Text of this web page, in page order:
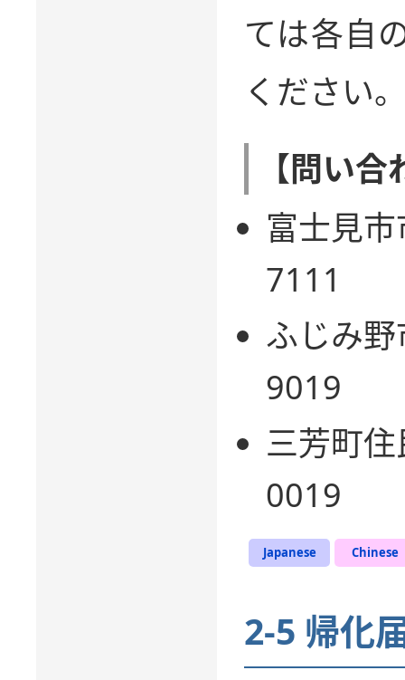
ては各自
ください
【問い
富士見
7111
ふじみ
9019
三芳町
0019
Japanese Chinese
2-5 帰化